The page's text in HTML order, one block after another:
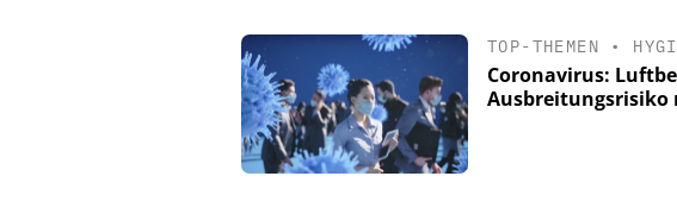
TOP-THEMEN •
Coronavirus:
Ausbreitungsrisiko